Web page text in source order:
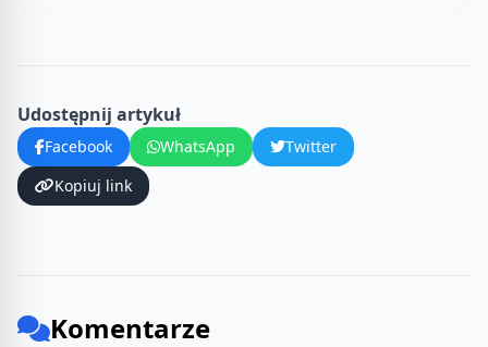
Udostępnij artykuł
Facebook WhatsApp
Twitter
Kopiuj link
Komentarze